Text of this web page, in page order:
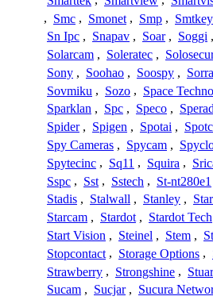
, Smc , Smonet , Smp , Smtkey
Sn Ipc , Snapav , Soar , Soggi ,
Solarcam , Soleratec ,
Sony , Soohao , Soospy ,
Sovmiku , Sozo , Space
Sparklan , Spc , Speco ,
Spider , Spigen , Spotai ,
Spy Cameras , Spycam ,
Spytecinc , Sq11 , Squira ,
Sspc , Sst , Sstech , St-nt280e1
Stadis , Stalwall , Stanley ,
Starcam , Stardot , Stardot Tech
Start Vision , Steinel , Stem ,
Stopcontact , Storage Options ,
Strawberry , Strongshine ,
Sucam , Sucjar , Sucura